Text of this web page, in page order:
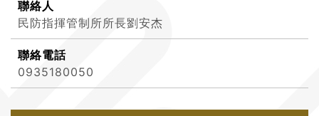
聯絡人
民防指揮管制所所長劉安杰
聯絡電話
0935180050